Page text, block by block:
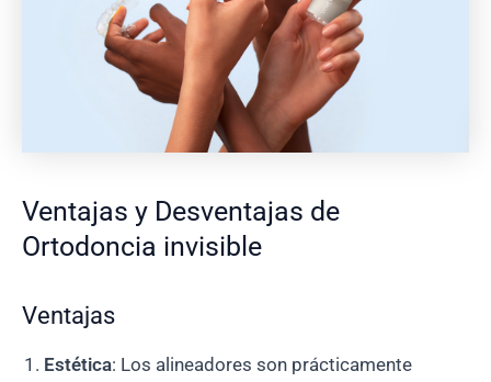
Ventajas y Desventajas de
Ortodoncia invisible
Ventajas
Estética: Los alineadores son prácticamente